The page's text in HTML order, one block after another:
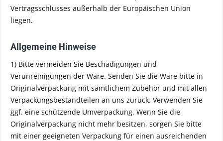
Vertragsschlusses außerhalb der Europäischen Union
liegen.
Allgemeine Hinweise
1) Bitte vermeiden Sie Beschädigungen und
Verunreinigungen der Ware. Senden Sie die Ware bitte in
Originalverpackung mit sämtlichem Zubehör und mit allen
Verpackungsbestandteilen an uns zurück. Verwenden Sie
ggf. eine schützende Umverpackung. Wenn Sie die
Originalverpackung nicht mehr besitzen, sorgen Sie bitte
mit einer geeigneten Verpackung für einen ausreichenden